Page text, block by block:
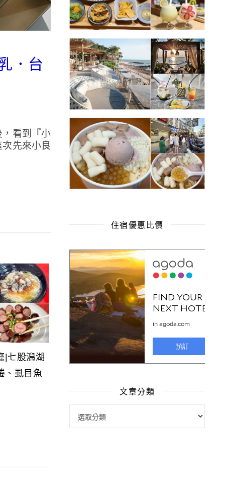
．台
看到『小
先來小良
|七股潟湖
、虱目魚
住宿優惠比價
文章分類